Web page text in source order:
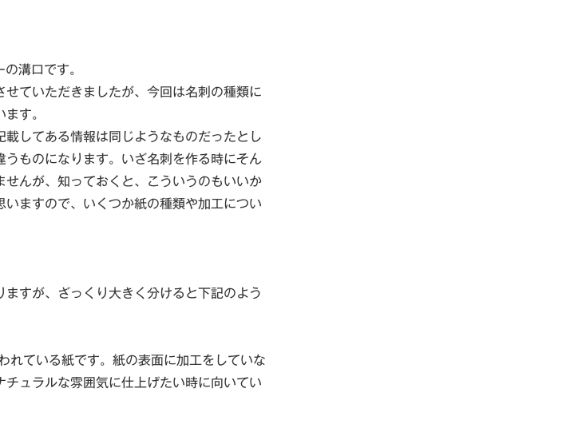
溝口です。
ていただきましたが、今回は名刺の種類に
す。
してある情報は同じようなものだったとし
ものになります。いざ名刺を作る時にそん
んが、知っておくと、こういうのもいいか
ますので、いくつか紙の種類や加工につい
すが、ざっくり大きく分けると下記のよう
れている紙です。紙の表面に加工をしていな
ュラルな雰囲気に仕上げたい時に向いてい